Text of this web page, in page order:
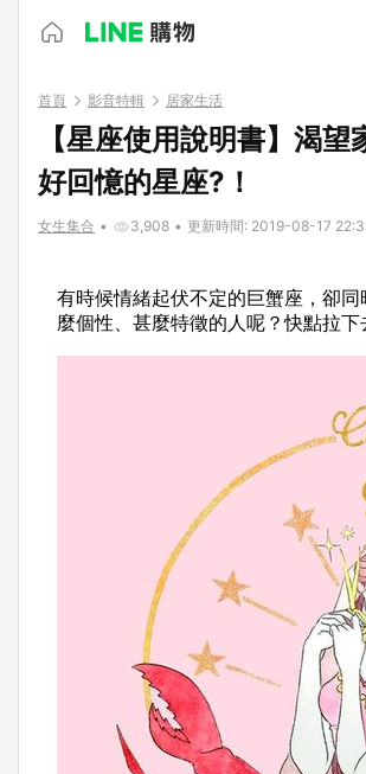
首頁 影音特輯 居家生活
【星座使用說明書】渴
好回憶的星座?！
女生集合 • 3,908 • 更新時間: 2019-08-17
有時候情緒起伏不定的巨蟹座，卻
麼個性、甚麼特徵的人呢？快點拉